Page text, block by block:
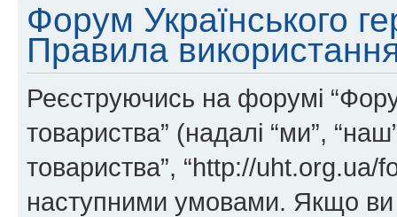
Форум Українського
Правила
Реєструючись на форумі
товариства” (надалі “ми”,
товариства”, “http://uht.org.ua/
наступними умовами. Якщо ви